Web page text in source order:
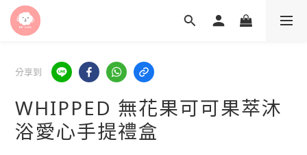
分享到
WHIPPED 無花果可可果萃沐
浴愛心手提禮盒